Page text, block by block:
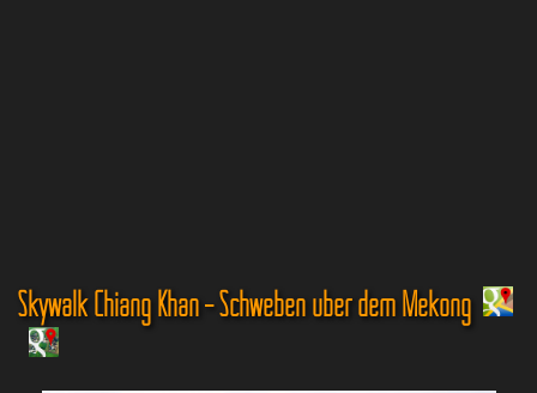
Skywalk Chiang Khan – Schweben über dem Mekong